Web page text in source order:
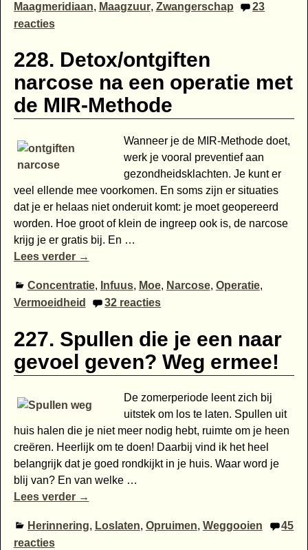
Maagmeridiaan, Maagzuur, Zwangerschap
23
reacties
228. Detox/ontgiften
narcose na een operatie met
de MIR-Methode
Wanneer je de MIR-Methode doet,
werk je vooral preventief aan
gezondheidsklachten. Je kunt er
veel ellende mee voorkomen. En soms zijn er situaties
dat je er helaas niet onderuit komt: je moet geopereerd
worden. Hoe groot of klein de ingreep ook is, de narcose
krijg je er gratis bij. En …
Lees verder →
Concentratie, Infuus, Moe, Narcose, Operatie,
Vermoeidheid
32 reacties
227. Spullen die je een naar
gevoel geven? Weg ermee!
De zomerperiode leent zich bij
uitstek om los te laten. Spullen uit
huis halen die je niet meer nodig hebt, ruimte om je heen
creëren. Heerlijk om te doen! Daarbij vind ik het heel
belangrijk dat je goed rondkijkt in je huis. Waar word je
blij van? En van welke …
Lees verder →
Herinnering, Loslaten, Opruimen, Weggooien
45
reacties